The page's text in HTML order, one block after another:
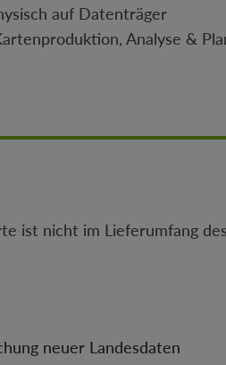
auf Datenträger
Analyse &
ist nicht im Lieferumfang
neuer Landesdaten